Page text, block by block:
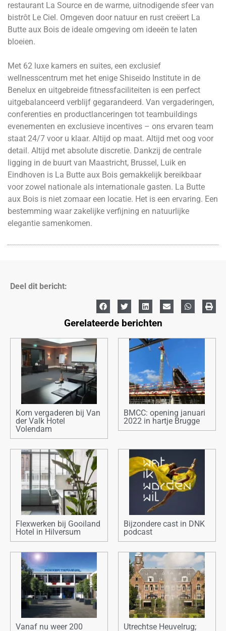
restaurant La Source en de warme, uitnodigende sfeer van
bistrôt Le Ciel. Omgeven door natuur en rust creëert La
Butte aux Bois de ideale omgeving om ideeën te laten
bloeien.
Met 62 luxe kamers en suites, een exclusief
wellnesscentrum met het enige Shiseido Institute in de
Benelux en uitgebreide fitnessfaciliteiten is een perfect
uitgebalanceerd verblijf gegarandeerd. Van vergaderingen,
conferenties en productlanceringen tot teambuildings
evenementen en exclusieve incentives – ons ervaren team
staat 24/7 voor u klaar. Altijd op maat. Altijd met oog voor
detail. Altijd met absolute discretie. Dankzij de centrale
ligging in de buurt van Maastricht, Brussel, Luik en
Eindhoven is La Butte aux Bois gemakkelijk bereikbaar
voor zowel nationale als internationale gasten. La Butte
aux Bois is niet zomaar een locatie. Het is een ervaring. Een
bestemming waar zakelijke verfijning en natuurlijke
elegantie samenkomen.
Deel dit bericht:
Gerelateerde berichten
Kom vergaderen bij Van
der Valk Hotel
Volendam
BMCC: opening januari
2022 in hartje Brugge
Flexwerken bij Gooiland
Hotel in Hilversum
Bijzondere cast in DNK
podcast
Vanaf nu weer 200
Utrechtse Heuvelrug;